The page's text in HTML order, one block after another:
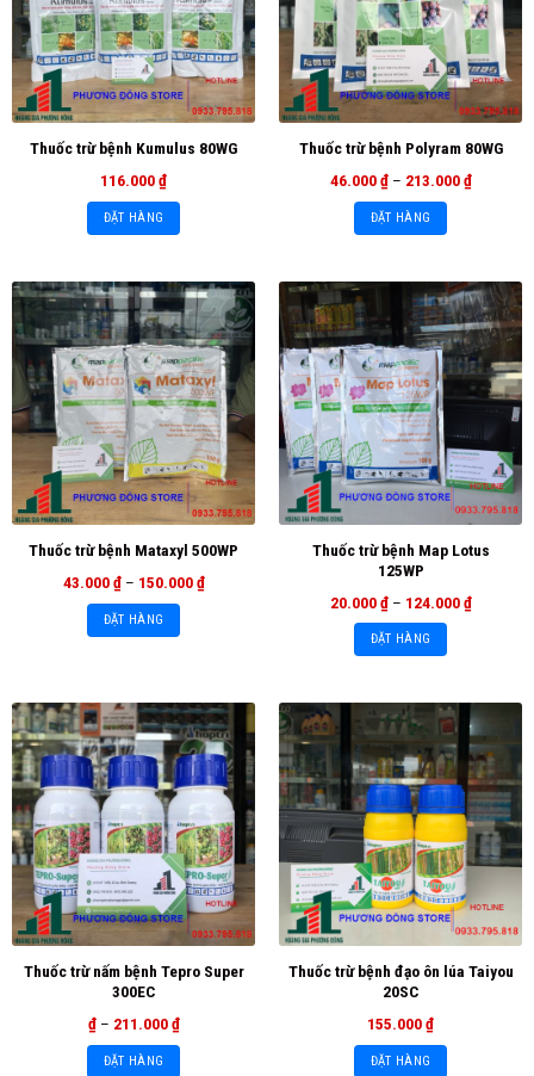
Thuốc trừ bệnh Kumulus 80WG
116.000₫
ĐẶT HÀNG
Thuốc trừ bệnh Polyram 80WG
46.000₫ – 213.000₫
ĐẶT HÀNG
Thuốc trừ bệnh Mataxyl 500WP
43.000₫ – 150.000₫
ĐẶT HÀNG
Thuốc trừ bệnh Map Lotus
125WP
20.000₫ – 124.000₫
ĐẶT HÀNG
Thuốc trừ nấm bệnh Tepro Super
300EC
₫ – 211.000₫
ĐẶT HÀNG
Thuốc trừ bệnh đạo ôn lúa Taiyou
20SC
155.000₫
ĐẶT HÀNG